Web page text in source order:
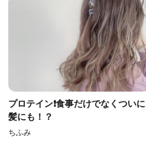
プロテイン❗食事だけでなくついに
髪にも！？
ちふみ